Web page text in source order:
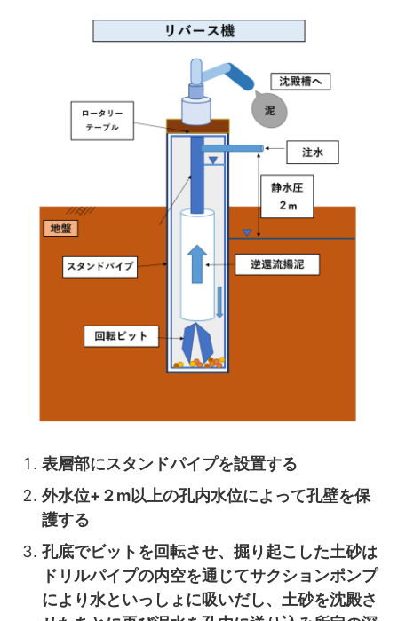
表層部にスタンドパイプを設置する
外水位+２m以上の孔内水位によって孔壁を保
護する
孔底でビットを回転させ、掘り起こした土砂は
ドリルパイプの内空を通じてサクションポンプ
により水といっしょに吸いだし、土砂を沈殿さ